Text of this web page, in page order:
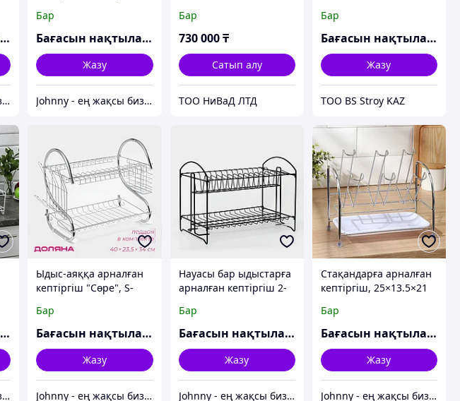
Бағасын нақтылаңыз
Johnny - ең жақсы бизнес-серіктес
47×30 см, бамбукпен
толтырылған
Бар
Бағасын нақтылаңыз
Жазу
Johnny - ең жақсы бизнес-серіктес
Бар
730 000 ₸
Сатып алу
ТОО НиВаД ЛТД
Бар
Бағасын нақтылаңыз
Жазу
ТОО BS Stroy KAZ
Бағасын нақтылаңыз
Johnny - ең жақсы бизнес-серіктес
Ыдыс-аяққа арналған
кептіргіш "Сөре", S-
хромдалған
Бар
Бағасын нақтылаңыз
Жазу
Johnny - ең жақсы бизнес-серіктес
Науасы бар ыдыстарға
арналған кептіргіш 2-
39,5×24×29,5 см, қара
Бар
Бағасын нақтылаңыз
Жазу
Johnny - ең жақсы бизнес-серіктес
Стақандарға арналған
кептіргіш, 25×13.5×21
Бар
Бағасын нақтылаңыз
Жазу
Johnny - ең жақсы бизнес-серіктес